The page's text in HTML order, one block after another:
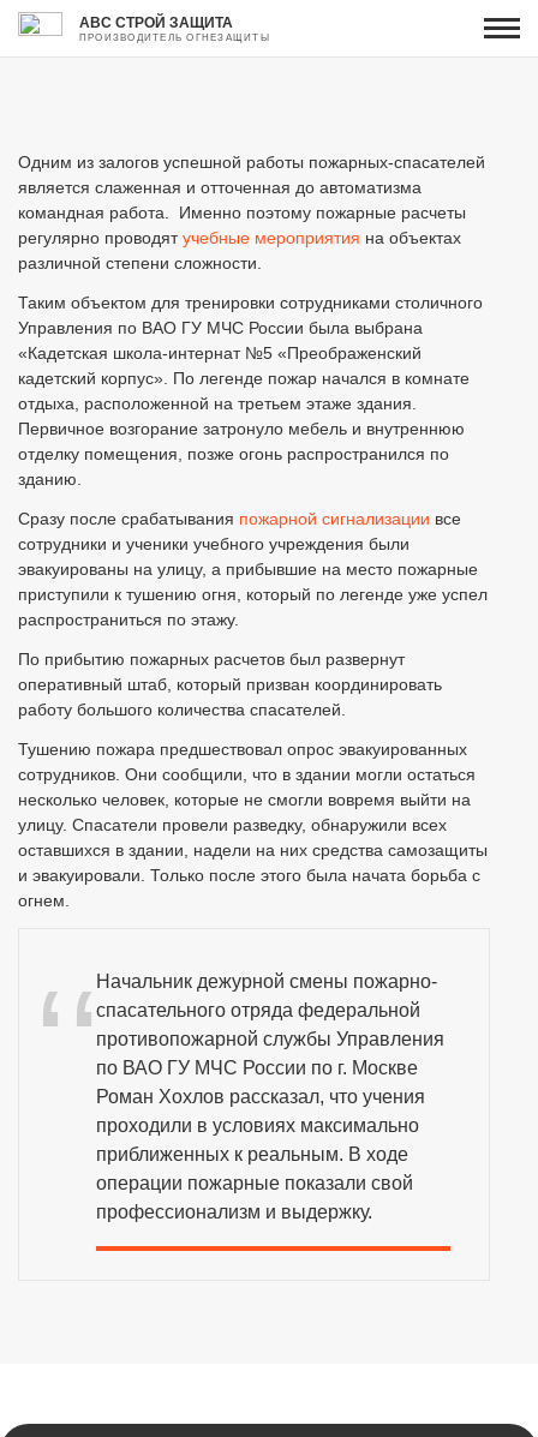
АВС СТРОЙ ЗАЩИТА
ПРОИЗВОДИТЕЛЬ ОГНЕЗАЩИТЫ
Одним из залогов успешной работы пожарных-спасателей
является слаженная и отточенная до автоматизма
командная работа. Именно поэтому пожарные расчеты
регулярно проводятучебные мероприятия на объектах
различной степени сложности.
Таким объектом для тренировки сотрудниками столичного
Управления по ВАО ГУ МЧС России была выбрана
«Кадетская школа-интернат №5 «Преображенский
кадетский корпус». По легенде пожар начался в комнате
отдыха, расположенной на третьем этаже здания.
Первичное возгорание затронуло мебель и внутреннюю
отделку помещения, позже огонь распространился по
зданию.
Сразу после срабатывания пожарной сигнализации все
сотрудники и ученики учебного учреждения были
эвакуированы на улицу, а прибывшие на место пожарные
приступили к тушению огня, который по легенде уже успел
распространиться по этажу.
По прибытию пожарных расчетов был развернут
оперативный штаб, который призван координировать
работу большого количества спасателей.
Тушению пожара предшествовал опрос эвакуированных
сотрудников. Они сообщили, что в здании могли остаться
несколько человек, которые не смогли вовремя выйти на
улицу. Спасатели провели разведку, обнаружили всех
оставшихся в здании, надели на них средства самозащиты
и эвакуировали. Только после этого была начата борьба с
огнем.
Начальник дежурной смены пожарно-
спасательного отряда федеральной
противопожарной службы Управления
по ВАО ГУ МЧС России по г. Москве
Роман Хохлов рассказал, что учения
проходили в условиях максимально
приближенных к реальным. В ходе
операции пожарные показали свой
профессионализм и выдержку.